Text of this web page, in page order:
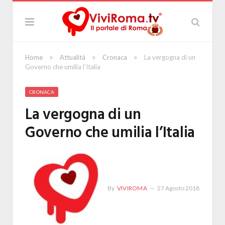
Home » Attualità » Cronaca »
La vergogna di un
Governo che umilia l’Italia
CRONACA
La vergogna di un
Governo che umilia l’Italia
By VIVIROMA 27 Agosto 2018